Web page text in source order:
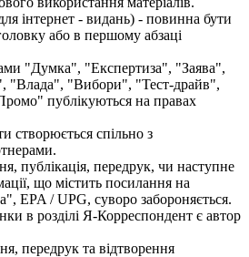
інтернет - видань) - повинна бути
або в першому абзаці
"Думка", "Експертиза", "Заява",
"Влада", "Вибори", "Тест-драйв",
публікуються на правах
створюється спільно з
публікація, передрук, чи наступне
що містить посилання на
EPA / UPG, суворо забороняється.
в розділі Я-Корреспондент є автор
передрук та відтворення